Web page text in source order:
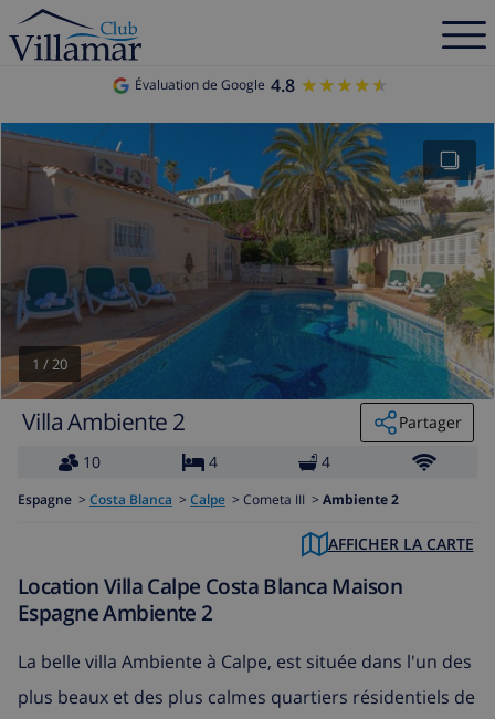
Évaluation de Google 4.8 ★★★★★
★★★★★
1 /20
Villa Ambiente 2
Partager
10
4 4
Espagne > Costa Blanca > Calpe > Cometa III > Ambiente 2
AFFICHER LA CARTE
Location Villa Calpe Costa Blanca Maison
Espagne Ambiente 2
La belle villa Ambiente à Calpe, est située dans l'un des
plus beaux et des plus calmes quartiers résidentiels de